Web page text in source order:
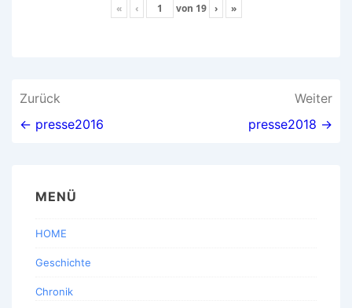
« ‹ von 19 › »
Beitragsnavigation
Zurück
← presse2016
Weiter
presse2018 →
MENÜ
HOME
Geschichte
Chronik